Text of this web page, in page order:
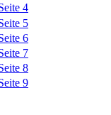
4
5
6
7
8
9